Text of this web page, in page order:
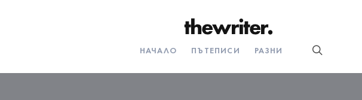
НАЧАЛО ПЪТЕПИСИ РАЗНИ